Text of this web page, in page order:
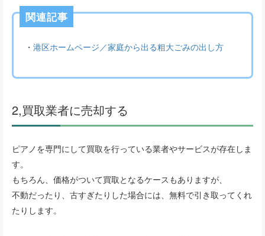
関連記事
・ 港区ホームページ／家庭から出る粗大ごみの出し方
2,買取業者に売却する
ピアノを専門にして買取を行っている業者やサービスが存在しま
す。
もちろん、価格がついて買取となるケースもありますが、
不動だったり、古すぎたりした場合には、無料で引き取ってくれ
たりします。